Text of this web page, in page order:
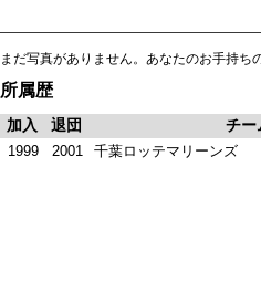
まだ写真がありません。あなたのお手持ち
所属歴
加入 退団 チー
1999 2001 千葉ロッテマリーンズ